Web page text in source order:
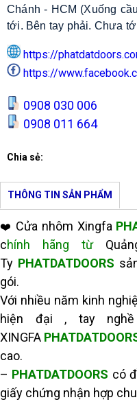
Chánh - HCM (Xuống
tới. Bên tay phải. Chưa
https://
https://
0908 030 006
0908 011 664
Chia sẻ:
THÔNG TIN SẢN PHẨM
❤️ Cửa nhôm Xingfa
chính hãng từ
Ty PHATDATDOORS
gói.
Với nhiều năm kinh
hiện đại , tay
XINGFA
cao.
– PHATDATDOORS có
giấy chứng nhận hợp